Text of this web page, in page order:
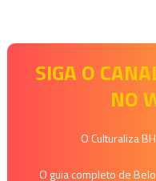
SIGA O
NO
O Culturaliza
O guia completo de